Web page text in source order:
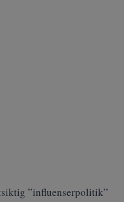
”influenserpolitik”